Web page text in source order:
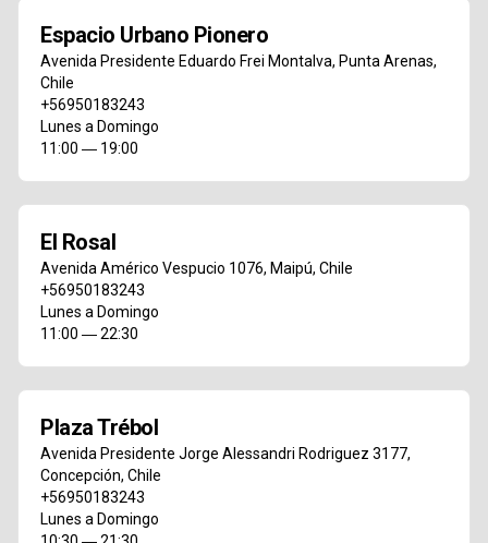
Espacio Urbano Pionero
Avenida Presidente Eduardo Frei Montalva, Punta Arenas,
Chile
+56950183243
Lunes a Domingo
11:00 ― 19:00
El Rosal
Avenida Américo Vespucio 1076, Maipú, Chile
+56950183243
Lunes a Domingo
11:00 ― 22:30
Plaza Trébol
Avenida Presidente Jorge Alessandri Rodriguez 3177,
Concepción, Chile
+56950183243
Lunes a Domingo